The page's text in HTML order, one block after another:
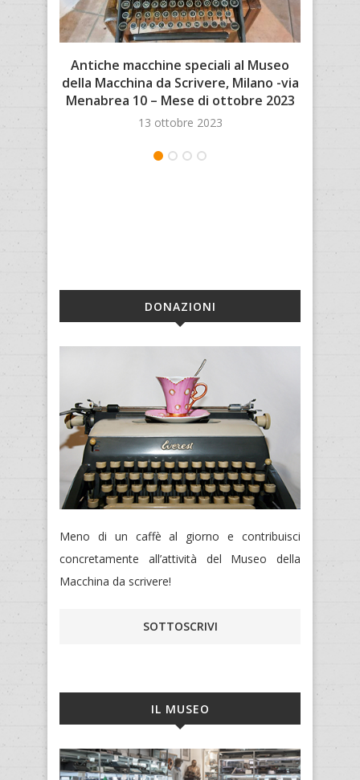
Antiche macchine speciali al Museo
della Macchina da Scrivere, Milano -via
Menabrea 10 – Mese di ottobre 2023
13 ottobre 2023
DONAZIONI
Meno di un caffè al giorno e contribuisci
concretamente all’attività del Museo della
Macchina da scrivere!
SOTTOSCRIVI
IL MUSEO